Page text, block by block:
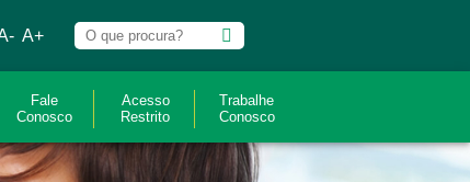
A+
Fale
Conosco
Acesso
Restrito
Trabalhe
Conosco